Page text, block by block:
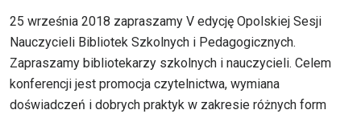
25 września 2018 zapraszamy V edycję Opolskiej Sesji
Nauczycieli Bibliotek Szkolnych i Pedagogicznych.
Zapraszamy bibliotekarzy szkolnych i nauczycieli. Celem
konferencji jest promocja czytelnictwa, wymiana
doświadczeń i dobrych praktyk w zakresie różnych form